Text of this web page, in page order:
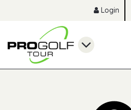
Login